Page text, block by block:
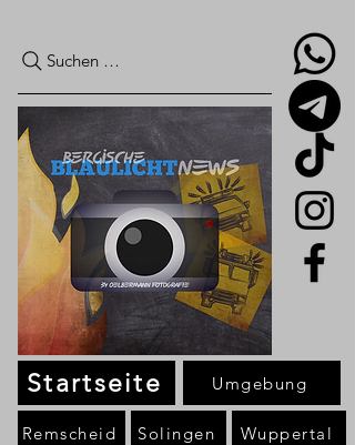
Suchen …
Startseite
Remscheid Solingen Wuppertal
Umgebung